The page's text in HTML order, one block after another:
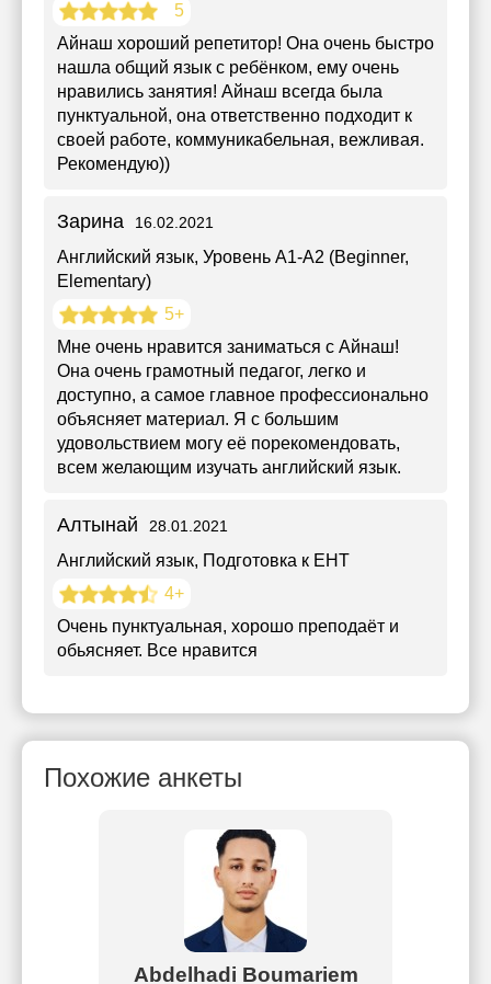
5
Айнаш хороший репетитор! Она очень быстро
нашла общий язык с ребёнком, ему очень
нравились занятия! Айнаш всегда была
пунктуальной, она ответственно подходит к
своей работе, коммуникабельная, вежливая.
Рекомендую))
Зарина 16.02.2021
Английский язык, Уровень А1-А2 (Beginner,
Elementary)
5+
Мне очень нравится заниматься с Айнаш!
Она очень грамотный педагог, легко и
доступно, а самое главное профессионально
объясняет материал. Я с большим
удовольствием могу её порекомендовать,
всем желающим изучать английский язык.
Алтынай 28.01.2021
Английский язык, Подготовка к ЕНТ
4+
Очень пунктуальная, хорошо преподаёт и
обьясняет. Все нравится
Похожие анкеты
Abdelhadi Boumariem